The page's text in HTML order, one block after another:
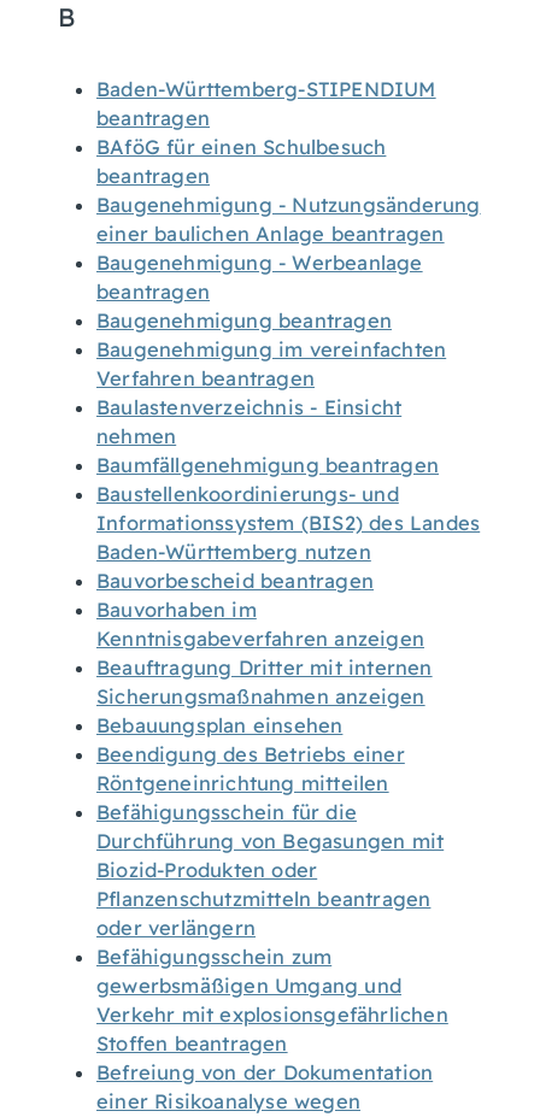
B
Baden-Württemberg-STIPENDIUM
beantragen
BAföG für einen Schulbesuch
beantragen
Baugenehmigung - Nutzungsänderung
einer baulichen Anlage beantragen
Baugenehmigung - Werbeanlage
beantragen
Baugenehmigung beantragen
Baugenehmigung im vereinfachten
Verfahren beantragen
Baulastenverzeichnis - Einsicht
nehmen
Baumfällgenehmigung beantragen
Baustellenkoordinierungs- und
Informationssystem (BIS2) des Landes
Baden-Württemberg nutzen
Bauvorbescheid beantragen
Bauvorhaben im
Kenntnisgabeverfahren anzeigen
Beauftragung Dritter mit internen
Sicherungsmaßnahmen anzeigen
Bebauungsplan einsehen
Beendigung des Betriebs einer
Röntgeneinrichtung mitteilen
Befähigungsschein für die
Durchführung von Begasungen mit
Biozid-Produkten oder
Pflanzenschutzmitteln beantragen
oder verlängern
Befähigungsschein zum
gewerbsmäßigen Umgang und
Verkehr mit explosionsgefährlichen
Stoffen beantragen
Befreiung von der Dokumentation
einer Risikoanalyse wegen